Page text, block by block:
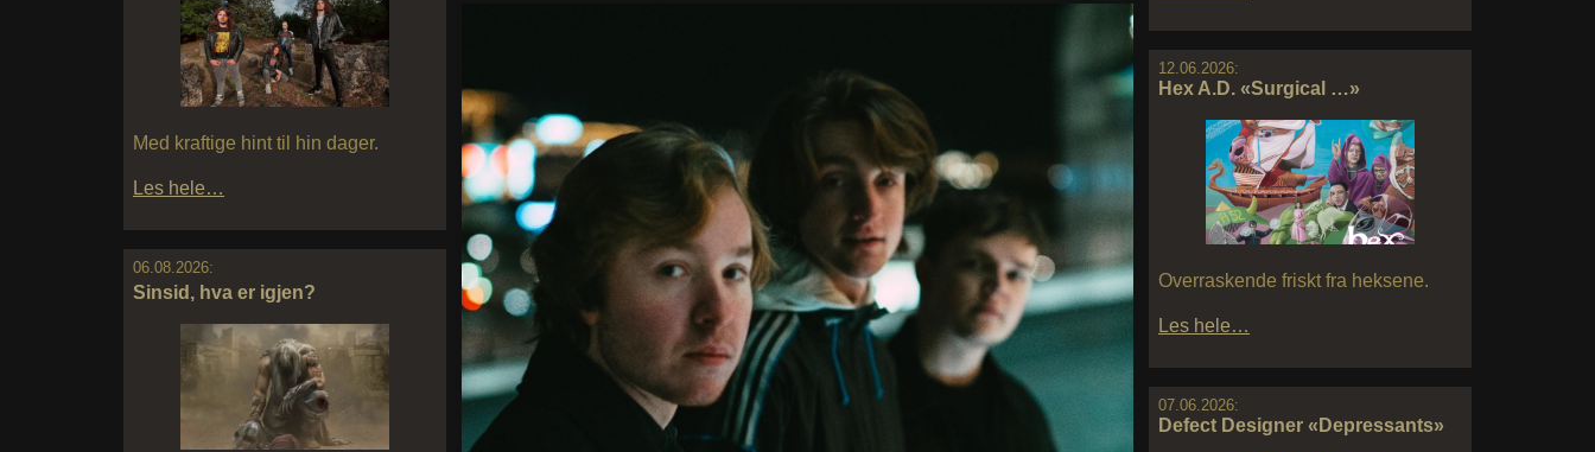
Med kraftige hint til hin dager.
Les hele…
06.08.2026:
Sinsid, hva er igjen?
12.06.2026:
Hex A.D. «Surgical …»
Overraskende friskt fra heksene.
Les hele…
07.06.2026:
Defect Designer «Depressants»